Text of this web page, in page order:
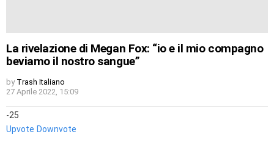
La rivelazione di Megan Fox: “io e il mio compagno
beviamo il nostro sangue”
by Trash Italiano
27 Aprile 2022, 15:09
-25
Upvote Downvote